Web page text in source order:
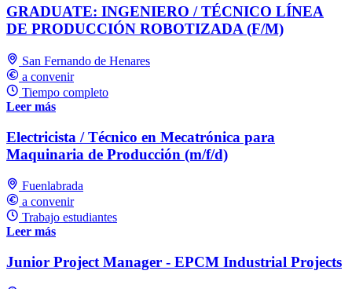
GRADUATE: INGENIERO / TÉCNICO LÍNEA
DE PRODUCCIÓN ROBOTIZADA (F/M)
San Fernando de Henares
a convenir
Tiempo completo
Leer más
Electricista / Técnico en Mecatrónica para
Maquinaria de Producción (m/f/d)
Fuenlabrada
a convenir
Trabajo estudiantes
Leer más
Junior Project Manager - EPCM Industrial Projects